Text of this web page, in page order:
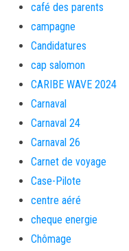
café des parents
campagne
Candidatures
cap salomon
CARIBE WAVE 2024
Carnaval
Carnaval 24
Carnaval 26
Carnet de voyage
Case-Pilote
centre aéré
cheque energie
Chômage